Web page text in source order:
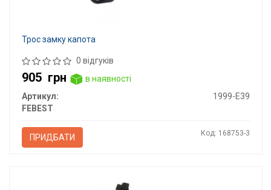
Трос замку капота
0 відгуків
905 грн
в наявності
Артикул:
1999-E39
FEBEST
ПРИДБАТИ Код: 168753-3